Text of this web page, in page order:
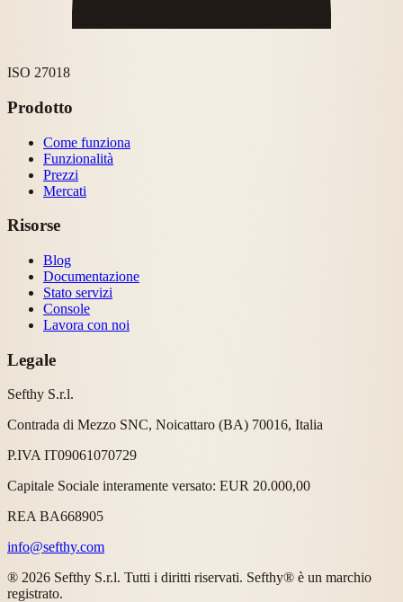
ISO 27018
Prodotto
Come funziona
Funzionalità
Prezzi
Mercati
Risorse
Blog
Documentazione
Stato servizi
Console
Lavora con noi
Legale
Sefthy S.r.l.
Contrada di Mezzo SNC, Noicattaro (BA) 70016, Italia
P.IVA IT09061070729
Capitale Sociale interamente versato: EUR 20.000,00
REA BA668905
info@sefthy.com
® 2026 Sefthy S.r.l. Tutti i diritti riservati. Sefthy® è un marchio
registrato.